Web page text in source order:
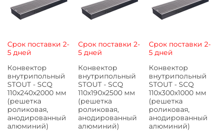
Срок поставки 2-
5 дней
Конвектор
внутрипольный
STOUT - SCQ
110x240x2000 мм
(решетка
роликовая,
анодированный
алюминий)
Срок поставки 2-
5 дней
Конвектор
внутрипольный
STOUT - SCQ
110x190x2500 мм
(решетка
роликовая,
анодированный
алюминий)
Срок поставки 2-
5 дней
Конвектор
внутрипольный
STOUT - SCQ
110x300x1000 мм
(решетка
роликовая,
анодированный
алюминий)